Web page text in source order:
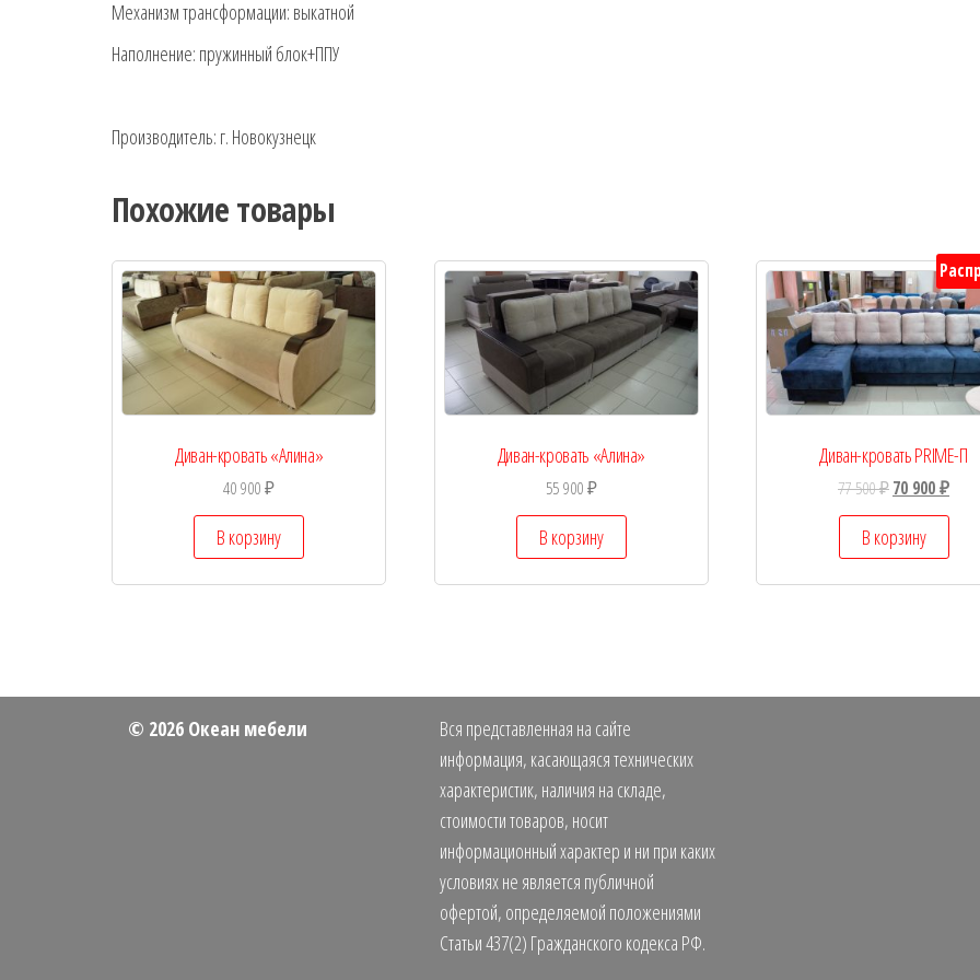
Механизм трансформации: выкатной
Наполнение: пружинный блок+ППУ
Производитель: г. Новокузнецк
Похожие товары
Диван-кровать «Алина»
40 900₽
В корзину
Диван-кровать «Алина»
55 900₽
В корзину
Диван-кровать PRIME-П
77 500₽70 900₽
В корзину
© 2026 Океан мебели
Вся представленная на сайте
информация, касающаяся технических
характеристик, наличия на складе,
стоимости товаров, носит
информационный характер и ни при каких
условиях не является публичной
офертой, определяемой положениями
Статьи 437(2) Гражданского кодекса РФ.